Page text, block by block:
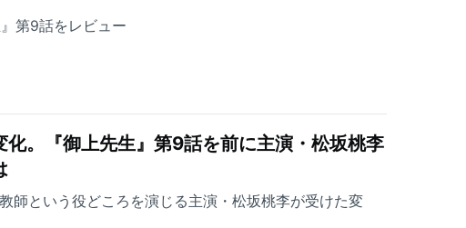
第9話をレビュー
。『御上先生』第9話を前に主演・松坂桃李
師という役どころを演じる主演・松坂桃李が受けた変